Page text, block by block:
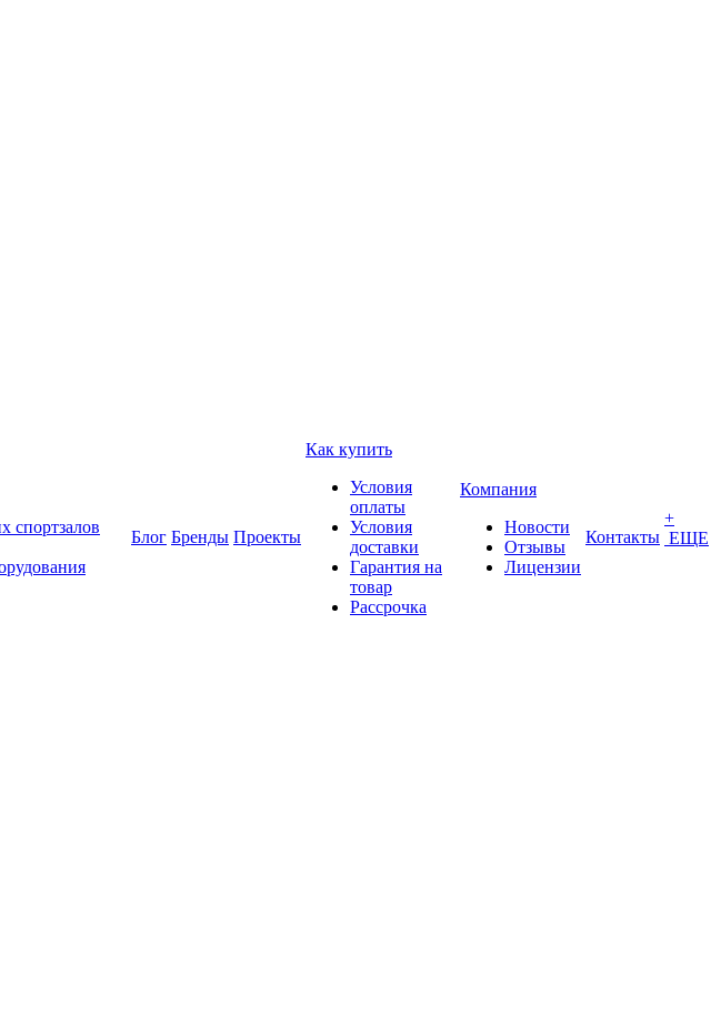
спортзалов
Блог Бренды Проекты
Как купить
Условия
оплаты
Условия
доставки
Гарантия на
товар
Рассрочка
Компания
Новости
Отзывы
Лицензии
Контакты
+
ЕЩЕ